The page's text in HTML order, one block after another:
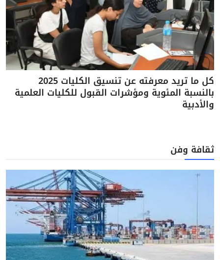
كل ما تريد معرفته عن تنسيق الكليات 2025
بالنسبة المئوية ومؤشرات القبول للكليات العلمية
والأدبية
ثقافة وفن